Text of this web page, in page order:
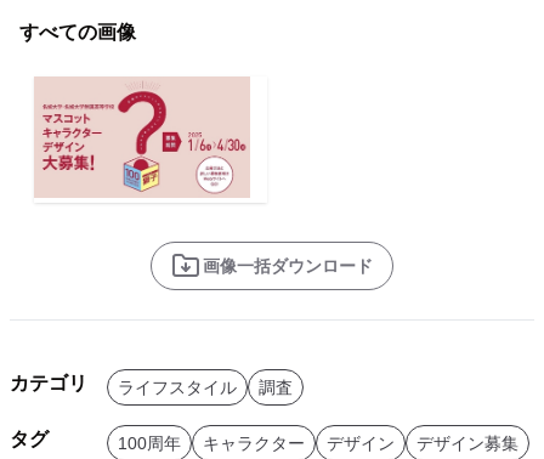
すべての画像
画像一括ダウンロード
カテゴリ ライフスタイル 調査
タグ 100周年 キャラクター デザイン
デザイン募集